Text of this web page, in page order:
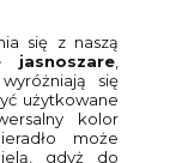
się z naszą
jasnoszare,
się
użytkowane
kolor
może
gdyż do